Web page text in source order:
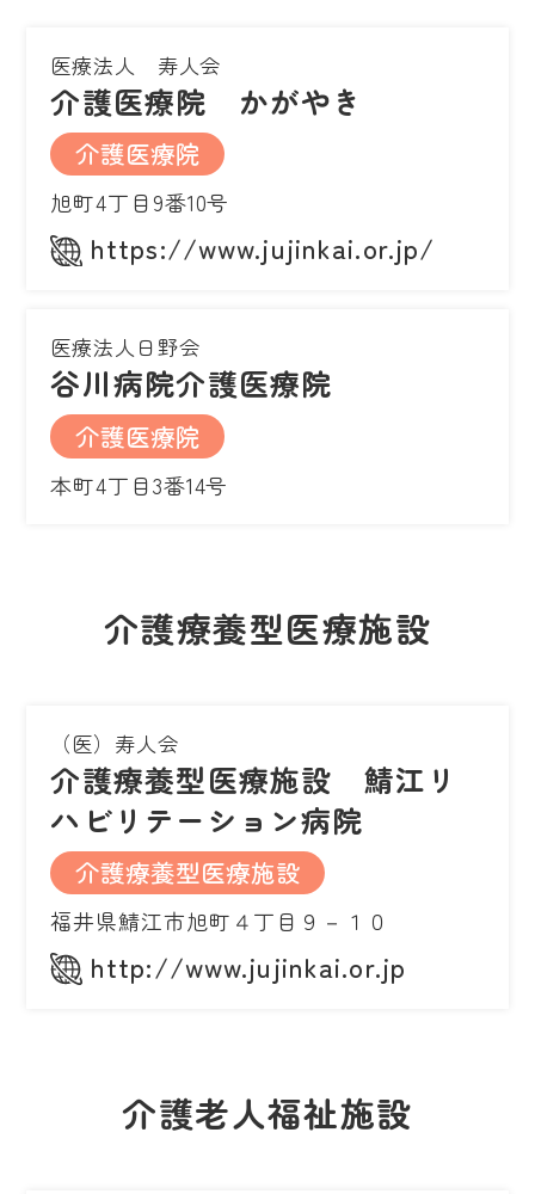
医療法人 寿人会
介護医療院 かがやき
介護医療院
旭町4丁目9番10号
https://www.jujinkai.or.jp/
医療法人日野会
谷川病院介護医療院
介護医療院
本町4丁目3番14号
介護療養型医療施設
（医）寿人会
介護療養型医療施設 鯖江リ
ハビリテーション病院
介護療養型医療施設
福井県鯖江市旭町４丁目９－１０
http://www.jujinkai.or.jp
介護老人福祉施設